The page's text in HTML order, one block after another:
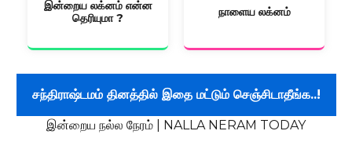
இன்றைய லக்னம் என்ன
தெரியுமா ?
நாளைய லக்னம்
சந்திராஷ்டமம் தினத்தில் இதை மட்டும் செஞ்சிடாதீங்க..!
இன்றைய நல்ல நேரம் | NALLA NERAM TODAY